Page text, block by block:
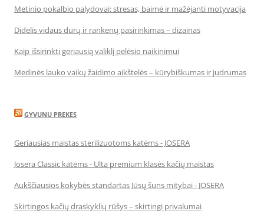
Metinio pokalbio palydovai: stresas, baimė ir mažėjanti motyvacija
Didelis vidaus durų ir rankenų pasirinkimas – dizainas
Kaip išsirinkti geriausią valiklį pelėsio naikinimui
Medinės lauko vaikų žaidimo aikštelės – kūrybiškumas ir judrumas
GYVUNU PREKES
Geriausias maistas sterilizuotoms katėms - JOSERA
Josera Classic katėms - Ulta premium klasės kačių maistas
Aukščiausios kokybės standartas Jūsų šuns mitybai - JOSERA
Skirtingos kačių draskyklių rūšys – skirtingi privalumai